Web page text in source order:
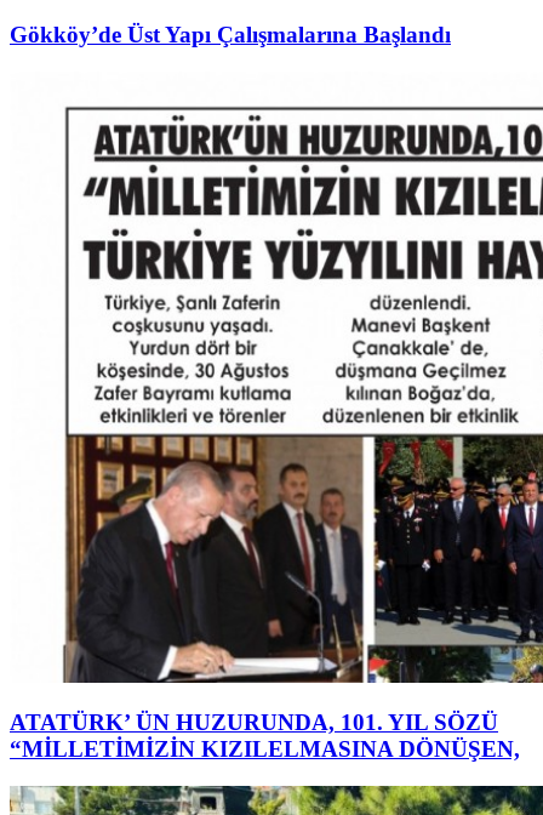
Gökköy’de Üst Yapı Çalışmalarına Başlandı
ATATÜRK’ ÜN HUZURUNDA, 101. YIL SÖZÜ
“MİLLETİMİZİN KIZILELMASINA DÖNÜŞEN,